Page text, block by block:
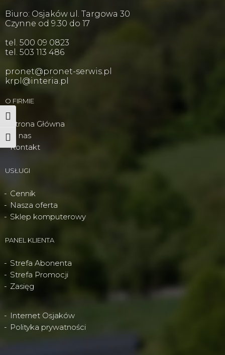
Wysoki kontrast
Powiększ tekst
Biuro: Osjaków ul. Targowa 30
Czynne od 9.30 do 17
tel. 500 09 0823
tel. 503 113 486
pronet@pronet-serwis.pl
krpl@interia.pl
O FIRMIE
Strona Główna
O nas
Kontakt
USŁUGI
Cennik
Nasza oferta
Sklep komputerowy
PANEL KLIENTA
Strefa Abonenta
Strefa Promocji
Zasięg
Internet Osjaków
Polityka prywatności